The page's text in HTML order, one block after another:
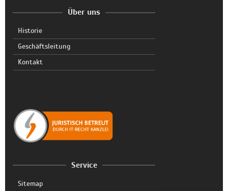
Über uns
Historie
Geschäftsleitung
Kontakt
Service
Sitemap